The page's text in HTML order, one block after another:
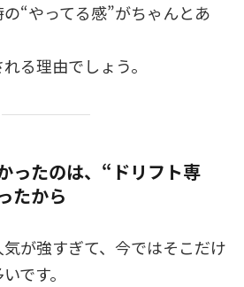
“やってる感”がちゃんとあ
る理由でしょう。
ったのは、“ドリフト専
たから
が強すぎて、今ではそこだけ
です。